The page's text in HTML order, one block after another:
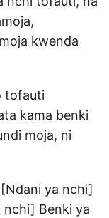
kwenda
tofauti
kama benki
moja, ni
ya nchi]
Benki ya